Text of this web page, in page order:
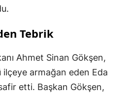
Tebrik
Ahmet Sinan Gökşen,
armağan eden Eda
etti. Başkan Gökşen,